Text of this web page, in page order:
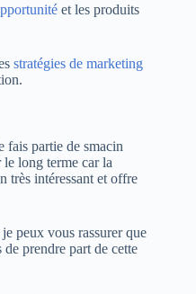
et les produits
stratégies de marketing
fais partie de smacin
long terme car la
très intéressant et offre
peux vous rassurer que
prendre part de cette